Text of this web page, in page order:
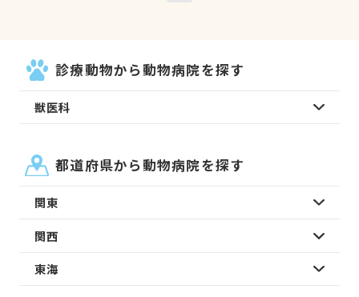
診療動物から動物病院を探す
獣医科
都道府県から動物病院を探す
関東
関西
東海